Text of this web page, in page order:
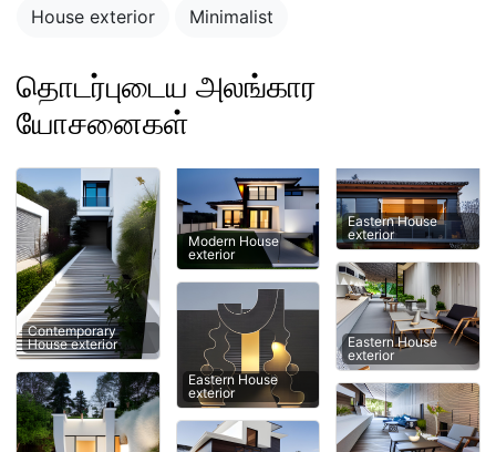
House exterior Minimalist
தொடர்புடைய அலங்கார
யோசனைகள்
Contemporary
House exterior
Modern House
exterior
Eastern House
exterior
Eastern House
exterior
Eastern House
exterior